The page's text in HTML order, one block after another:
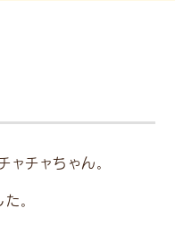
チャちゃん。
。